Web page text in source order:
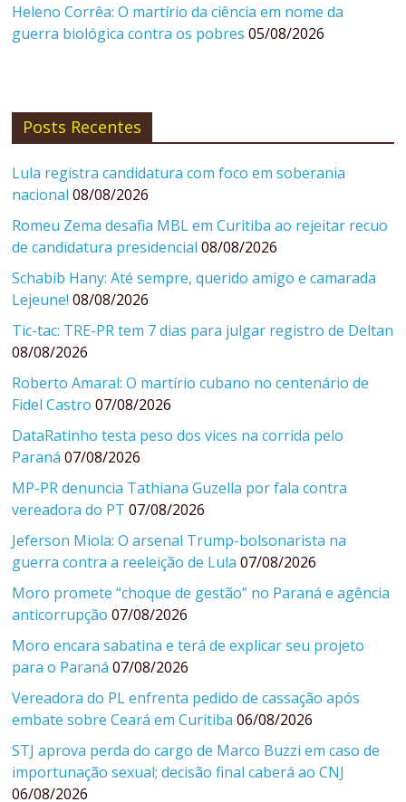
Heleno Corrêa: O martírio da ciência em nome da
guerra biológica contra os pobres 05/08/2026
Posts Recentes
Lula registra candidatura com foco em soberania
nacional 08/08/2026
Romeu Zema desafia MBL em Curitiba ao rejeitar recuo
de candidatura presidencial 08/08/2026
Schabib Hany: Até sempre, querido amigo e camarada
Lejeune! 08/08/2026
Tic-tac: TRE-PR tem 7 dias para julgar registro de Deltan
08/08/2026
Roberto Amaral: O martírio cubano no centenário de
Fidel Castro 07/08/2026
DataRatinho testa peso dos vices na corrida pelo
Paraná 07/08/2026
MP-PR denuncia Tathiana Guzella por fala contra
vereadora do PT 07/08/2026
Jeferson Miola: O arsenal Trump-bolsonarista na
guerra contra a reeleição de Lula 07/08/2026
Moro promete “choque de gestão” no Paraná e agência
anticorrupção 07/08/2026
Moro encara sabatina e terá de explicar seu projeto
para o Paraná 07/08/2026
Vereadora do PL enfrenta pedido de cassação após
embate sobre Ceará em Curitiba 06/08/2026
STJ aprova perda do cargo de Marco Buzzi em caso de
importunação sexual; decisão final caberá ao CNJ
06/08/2026